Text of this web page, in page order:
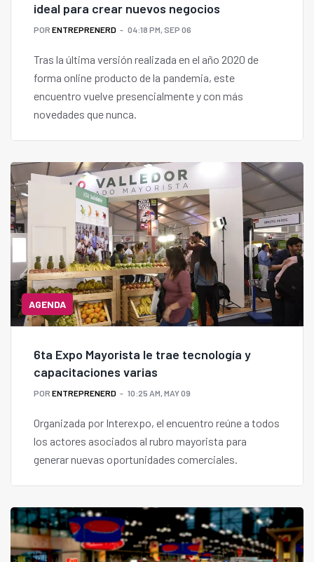
ideal para crear nuevos negocios
POR ENTREPRENERD 04:18 PM, SEP 06
Tras la última versión realizada en el año 2020 de
forma online producto de la pandemia, este
encuentro vuelve presencialmente y con más
novedades que nunca.
AGENDA
6ta Expo Mayorista le trae tecnología y
capacitaciones varias
POR ENTREPRENERD 10:25 AM, MAY 09
Organizada por Interexpo, el encuentro reúne a todos
los actores asociados al rubro mayorista para
generar nuevas oportunidades comerciales.